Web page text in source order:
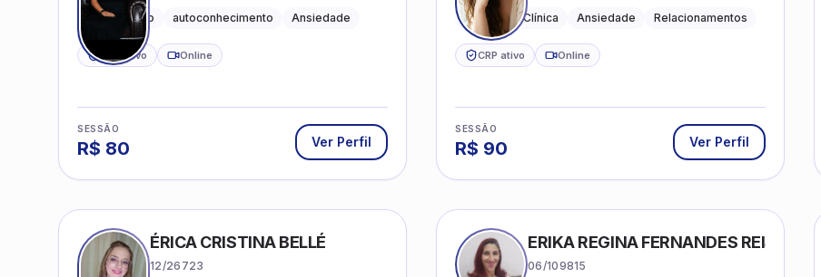
Acolhimento autoconhecimento Ansiedade
CRP ativo Online
SESSÃO
R$ 80 Ver Perfil
e transições de vida
Psicologia Clínica Ansiedade Relacionamentos
CRP ativo Online
SESSÃO
R$ 90 Ver Perfil
ÉRICA CRISTINA BELLÉ
12/26723
ERIKA REGINA FERNANDES REIS FRIAS
06/109815